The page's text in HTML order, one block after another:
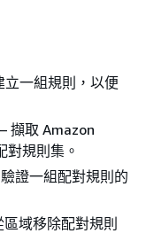
立一組規則，以便
– 擷取 Amazon
規則集。
證一組配對規則的
區域移除配對規則